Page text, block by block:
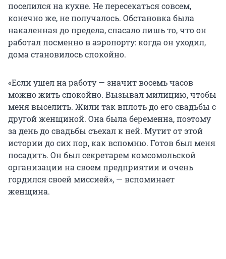
поселился на кухне. Не пересекаться совсем,
конечно же, не получалось. Обстановка была
накаленная до предела, спасало лишь то, что он
работал посменно в аэропорту: когда он уходил,
дома становилось спокойно.
«Если ушел на работу — значит восемь часов
можно жить спокойно. Вызывал милицию, чтобы
меня выселить. Жили так вплоть до его свадьбы с
другой женщиной. Она была беременна, поэтому
за день до свадьбы съехал к ней. Мутит от этой
истории до сих пор, как вспомню. Готов был меня
посадить. Он был секретарем комсомольской
организации на своем предприятии и очень
гордился своей миссией», — вспоминает
женщина.